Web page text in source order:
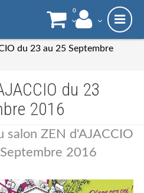
0
du 23 au 25 Septembre
du 23
2016
salon ZEN d'AJACCIO
2016